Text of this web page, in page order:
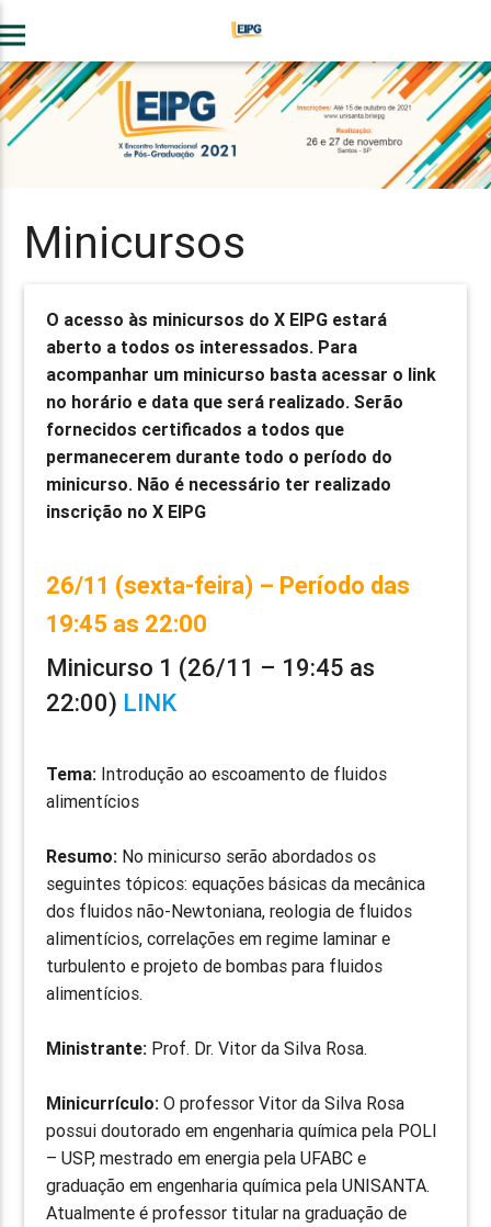
Minicursos
O acesso às minicursos do X EIPG estará
aberto a todos os interessados. Para
acompanhar um minicurso basta acessar o link
no horário e data que será realizado. Serão
fornecidos certificados a todos que
permanecerem durante todo o período do
minicurso. Não é necessário ter realizado
inscrição no X EIPG
26/11 (sexta-feira) – Período das
19:45 as 22:00
Minicurso 1 (26/11 – 19:45 as
22:00) LINK
Tema: Introdução ao escoamento de fluidos
alimentícios
Resumo: No minicurso serão abordados os
seguintes tópicos: equações básicas da mecânica
dos fluidos não-Newtoniana, reologia de fluidos
alimentícios, correlações em regime laminar e
turbulento e projeto de bombas para fluidos
alimentícios.
Ministrante: Prof. Dr. Vitor da Silva Rosa.
Minicurrículo:O professor Vitor da Silva Rosa
possui doutorado em engenharia química pela POLI
– USP, mestrado em energia pela UFABC e
graduação em engenharia química pela UNISANTA.
Atualmente é professor titular na graduação de